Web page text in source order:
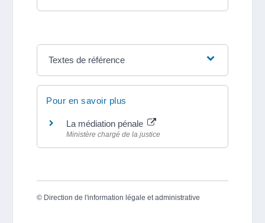
Textes de référence
Pour en savoir plus
La médiation pénale
Ministère chargé de la justice
© Direction de l'information légale et administrative